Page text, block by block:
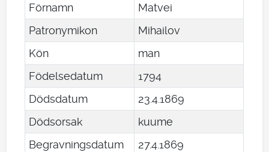
Förnamn
Matvei
Patronymikon
Mihailov
Kön
man
Födelsedatum
1794
Dödsdatum
234.1869
Dödsorsak
kuume
Begravningsdatum
27.4.1869